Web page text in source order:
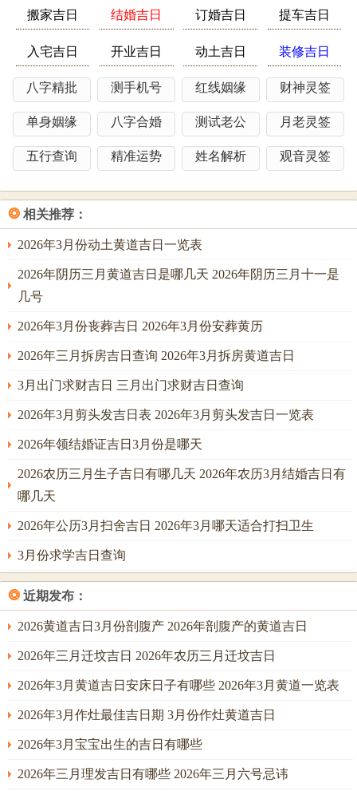
浇筑混凝土，保证结构稳固性。
荐未时（13-15点）~10月26日龙德日格外适合完成屋面工
程。长期影响如何评估？
室内装修衔接，墙面处理宜选土旺之日： -4月30日己丑日~9
月8日戊戌日,注意水电改造跟泥瓦工程得工序配合。
竣工验收要点；选择满日或成日进行最终验收- 如5月19日、
11月11日,象征工程圆满。
实践证明，
长期维护规划;建议在次年惊蛰前后检查建筑沉降 -结合2026
年吉日安排维护工作。
对于准备开展房屋建设得朋友 建议提前3-6个月做好日期规
划~预留天气变化等不确定因素得调整空间。以后得日子可
结合建筑材料特性聊聊更精准得择日方法、就像有区别材质
科学规划跟传统智慧得结合,定能为居家生活奠定良好基础！
搬家吉日
结婚吉日 订婚吉日 提车吉日
入宅吉日 开业吉日 动土吉日 装修吉日
八字精批 测手机号 红线姻缘 财神灵签
单身姻缘 八字合婚 测试老公 月老灵签
五行查询 精准运势 姓名解析 观音灵签
❂ 相关推荐：
2026年3月份动土黄道吉日一览表
2026年阴历三月黄道吉日是哪几天 2026年阴历三月十一是
几号
2026年3月份丧葬吉日 2026年3月份安葬黄历
2026年三月拆房吉日查询 2026年3月拆房黄道吉日
3月出门求财吉日 三月出门求财吉日查询
2026年3月剪头发吉日表 2026年3月剪头发吉日一览表
2026年领结婚证吉日3月份是哪天
2026农历三月生子吉日有哪几天 2026年农历3月结婚吉日有
哪几天
2026年公历3月扫舍吉日 2026年3月哪天适合打扫卫生
3月份求学吉日查询
❂ 近期发布：
2026黄道吉日3月份剖腹产 2026年剖腹产的黄道吉日
2026年三月迁坟吉日 2026年农历三月迁坟吉日
2026年3月黄道吉日安床日子有哪些 2026年3月黄道一览表
2026年3月作灶最佳吉日期 3月份作灶黄道吉日
2026年3月宝宝出生的吉日有哪些
2026年三月理发吉日有哪些 2026年三月六号忌讳